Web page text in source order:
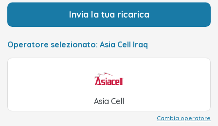
Invia la tua ricarica
Operatore selezionato: Asia Cell Iraq
Asia Cell
Cambia operatore